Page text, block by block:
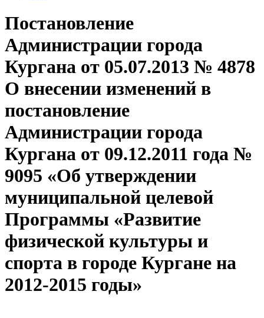
Постановление
Администрации города
Кургана от 05.07.2013 № 4878
О внесении изменений в
постановление
Администрации города
Кургана от 09.12.2011 года №
9095 «Об утверждении
муниципальной целевой
Программы «Развитие
физической культуры и
спорта в городе Кургане на
2012-2015 годы»